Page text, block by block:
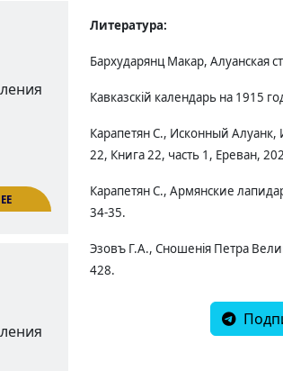
поселения
|
поселения
Литература:
Бархударянц Макар, Алуанская
Кавказскій календарь на 1915
Карапетян С., Исконный
22, Книга 22, часть 1, Ереван,
Карапетян С., Армянские
34-35.
Эзовъ Г.А., Сношенія Петра
428.